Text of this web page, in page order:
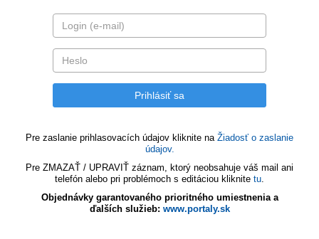
Pre zaslanie prihlasovacích údajov kliknite na Žiadosť o zaslanie
údajov.
Pre ZMAZAŤ / UPRAVIŤ záznam, ktorý neobsahuje váš mail ani
telefón alebo pri problémoch s editáciou kliknite tu.
Objednávky garantovaného prioritného umiestnenia a
ďalších služieb: www.portaly.sk